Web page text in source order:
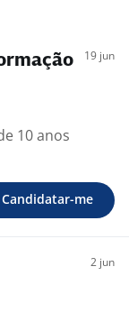
19 jun
10 anos
Candidatar-me
2 jun